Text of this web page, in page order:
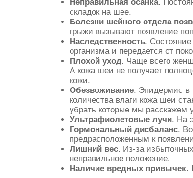
Неправильная осанка.
складок на шее.
Болезни шейного отдела
грыжи вызывают появление
Наследственность. Состояние
организма и передается от
Плохой уход. Чаще всего
А кожа шеи не получает
кожи.
Обезвоживание. Эпидермис в
количества влаги кожа шеи
убрать которые мы расскажем
Ультрафиолетовые лучи. На
Гормональный дисбаланс.
предрасположенным к
Лишний вес. Из-за
неправильное положение.
Наличие вредных привычек.